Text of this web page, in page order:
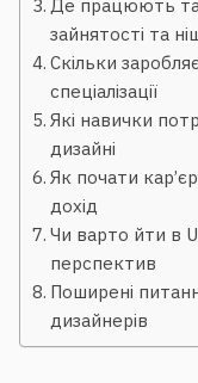
Де працюють
зайнятості та
Скільки
спеціалізації
Які навички
дизайні
Як почати
дохід
Чи варто йти в
перспектив
Поширені
дизайнерів